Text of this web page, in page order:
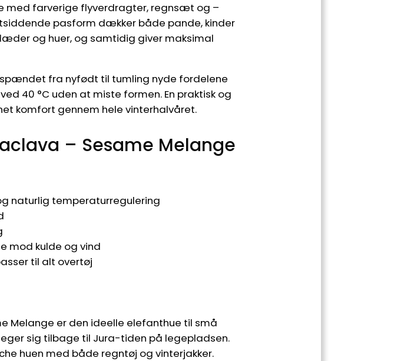
med farverige flyverdragter, regnsæt og –
pasform dækker både pande, kinder
og huer, og samtidig giver maksimal
fra nyfødt til tumling nyde fordelene
40 °C uden at miste formen. En praktisk og
komfort gennem hele vinterhalvåret.
– Sesame Melange
naturlig temperaturregulering
mod kulde og vind
til alt overtøj
Melange er den ideelle elefanthue til små
sig tilbage til Jura-tiden på legepladsen.
huen med både regntøj og vinterjakker.